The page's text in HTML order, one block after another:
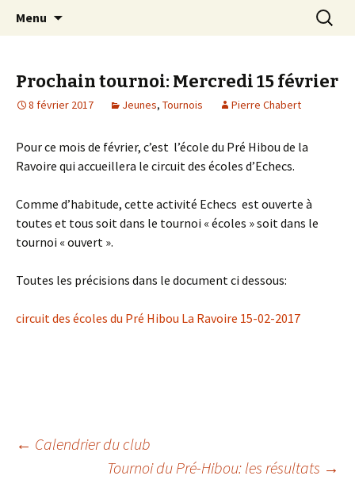
Club d échecs de l
agglomération
Les échecs pour tous
Menu
Prochain tournoi: Mercredi 15 février
8 février 2017 Jeunes, Tournois Pierre Chabert
Pour ce mois de février, c’est l’école du Pré Hibou de la
Ravoire qui accueillera le circuit des écoles d’Echecs.
Comme d’habitude, cette activité Echecs est ouverte à
toutes et tous soit dans le tournoi « écoles » soit dans le
tournoi « ouvert ».
Toutes les précisions dans le document ci dessous:
circuit des écoles du Pré Hibou La Ravoire 15-02-2017
Navigation
← Calendrier du club
Tournoi du Pré-Hibou: les résultats →